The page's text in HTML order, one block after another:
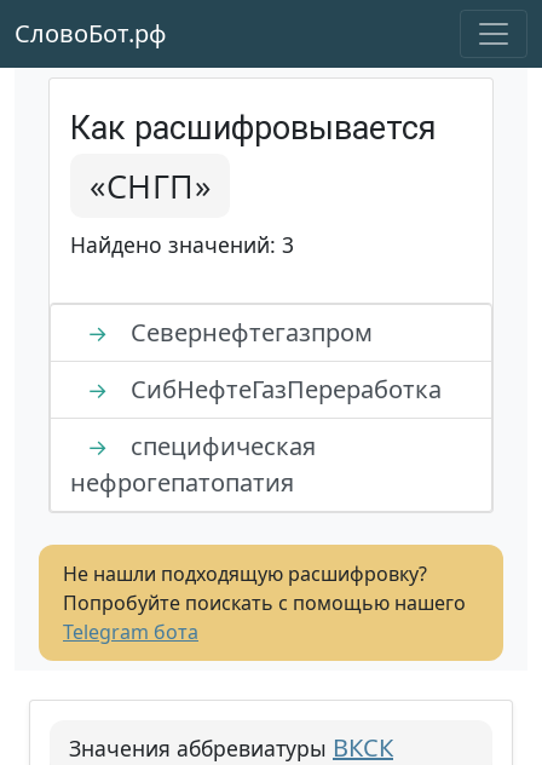
СловоБот.рф
Как расшифровывается
«СНГП»
Найдено значений: 3
→ Севернефтегазпром
→ СибНефтеГазПереработка
→
специфическая
нефрогепатопатия
Не нашли подходящую расшифровку?
Попробуйте поискать с помощью нашего
Telegram бота
Значения аббревиатуры ВКСК